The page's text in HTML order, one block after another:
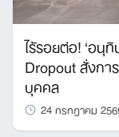
ไร้รอยต่อ! ‘อนุ
Dropout สั่งกา
บุคคล
24 กรกฎาคม